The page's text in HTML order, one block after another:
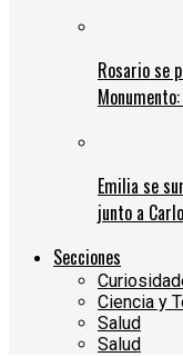
Rosario se
Emilia se
junto a
Secciones
Ciencia y
Salud
Salud